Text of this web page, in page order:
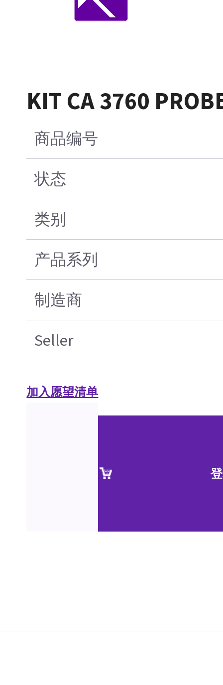
KIT CA 3760
商品编号
状态
类别
产品系列
制造商
Seller
加入愿望清单